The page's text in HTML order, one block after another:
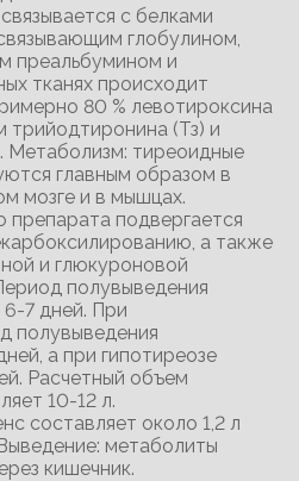
с белками
глобулином,
преальбумином и
тканях происходит
80 % левотироксина
трийодтиронина (Тз) и
Метаболизм: тиреоидные
главным образом в
мозге и в мышцах.
подвергается
а также
и глюкуроновой
полувыведения
6-7 дней. При
полувыведения
а при гипотиреозе
Расчетный объем
10-12 л.
составляет около 1,2 л
метаболиты
кишечник.